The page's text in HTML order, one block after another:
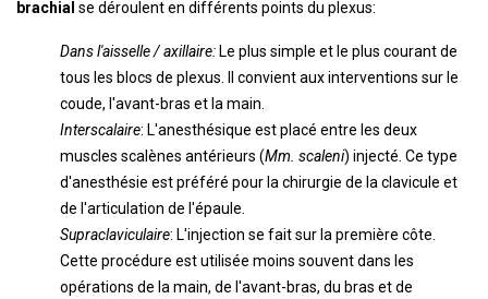
brachial se déroulent en différents points du plexus:
Dans l'aisselle / axillaire: Le plus simple et le plus courant de
tous les blocs de plexus. Il convient aux interventions sur le
coude, l'avant-bras et la main.
Interscalaire: L'anesthésique est placé entre les deux
muscles scalènes antérieurs (Mm. scaleni) injecté. Ce type
d'anesthésie est préféré pour la chirurgie de la clavicule et
de l'articulation de l'épaule.
Supraclaviculaire: L'injection se fait sur la première côte.
Cette procédure est utilisée moins souvent dans les
opérations de la main, de l'avant-bras, du bras et de